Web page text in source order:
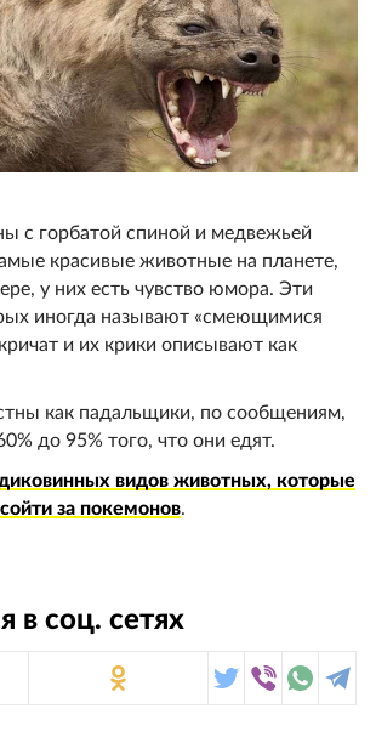
с горбатой спиной и медвежьей
красивые животные на планете,
у них есть чувство юмора. Эти
иногда называют «смеющимися
и их крики описывают как
как падальщики, по сообщениям,
до 95% того, что они едят.
видов животных, которые
за покемонов.
в соц. сетях